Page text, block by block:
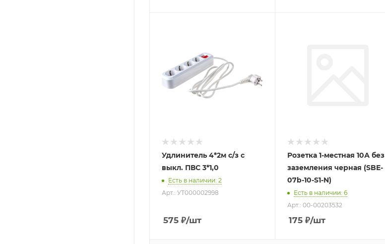
Удлинитель 4*2м с/з с
выкл. ПВС 3*1,0
Есть в наличии: 2
Арт.: УТ000002998
575 ₽/шт
Розетка 1-местная 10А без
заземления черная (SBE-
07b-10-S1-N)
Есть в наличии: 6
Арт.: 00-00203532
175 ₽/шт